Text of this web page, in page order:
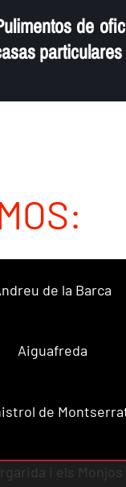
de
de la Barca
Aiguafreda
de
i els Monjos